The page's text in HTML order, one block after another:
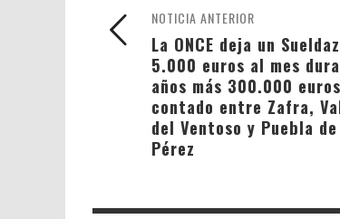
NOTICIA ANTERIOR
La ONCE deja un
5.000 euros al mes
años más 300.000
contado entre Zafra,
del Ventoso y Puebla de
Pérez